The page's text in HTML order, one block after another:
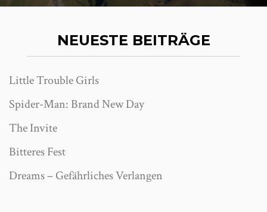
NEUESTE BEITRÄGE
Little Trouble Girls
Spider-Man: Brand New Day
The Invite
Bitteres Fest
Dreams – Gefährliches Verlangen